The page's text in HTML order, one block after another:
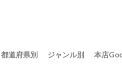
都道府県別 ジャンル別 本店